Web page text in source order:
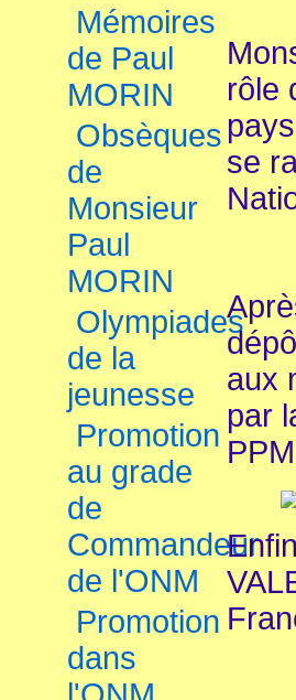
Mémoires
de Paul
MORIN
Obsèques
de
Monsieur
Paul
MORIN
Olympiades
de la
jeunesse
Promotion
au grade
de
Commandeur
de l'ONM
Promotion
dans
rôle
se
aux
par